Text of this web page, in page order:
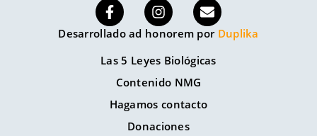
Las 5 Leyes Biológicas
Contenido NMG
Hagamos contacto
Donaciones
Desarrollado ad honorem por Duplika